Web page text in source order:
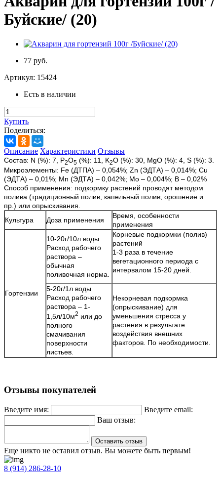
Буйские/ (20)
77 руб.
Артикул: 15424
Есть в наличии
Купить
Поделиться:
Описание Характеристики Отзывы
Состав: N (%): 7, P2O5 (%): 11, K2O (%): 30, MgO (%): 4, S (%): 3.
Микроэлементы: Fe (ДТПА) – 0,054%; Zn (ЭДТА) – 0,014%; Cu
(ЭДТА) – 0,01%; Mn (ЭДТА) – 0,042%; Mo – 0,004%; B – 0,02%
Способ применения: подкормку растений проводят методом
полива (традиционный полив, капельный полив, орошение и
пр.) или опрыскивания.
Культура
Доза применения
Время, особенности
применения
Гортензии
10-20г/10л воды
Расход рабочего
раствора –
обычная
поливочная норма.
Корневые подкормки (полив)
растений
1-3 раза в течение
вегетационного периода с
интервалом 15-20 дней.
5-20г/1л воды
Расход рабочего
раствора – 1-
1,5л/10м2 или до
полного
смачивания
поверхности
листьев.
Некорневая подкормка
(опрыскивание) для
уменьшения стресса у
растения в результате
воздействия внешних
факторов. По необходимости.
Отзывы покупателей
Введите имя:
Введите email:
Ваш отзыв:
Оставить отзыв
Еще никто не оставил отзыв. Вы можете быть первым!
8 (914) 286-28-10